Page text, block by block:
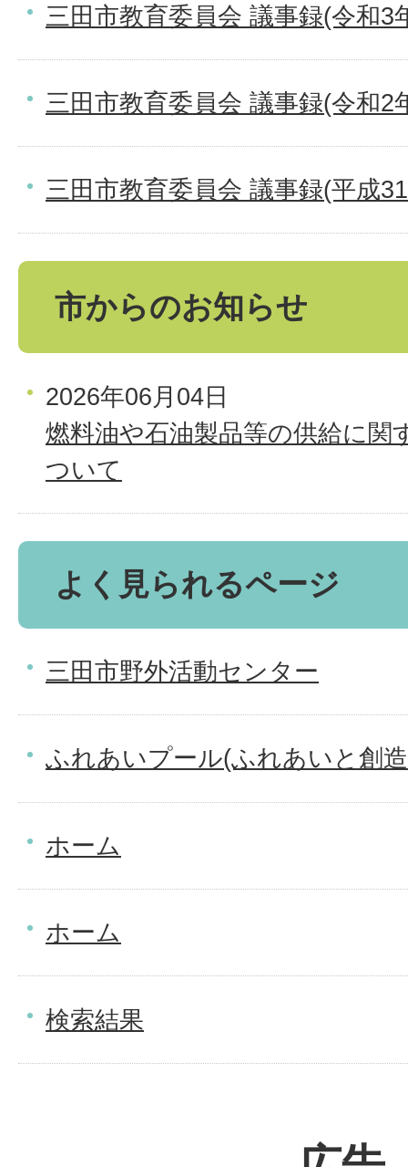
三田市教育委員会 議事録(令和3
三田市教育委員会 議事録(令和2
三田市教育委員会 議事録(平成
市からのお知らせ
2026年06月04日
燃料油や石油製品等の供給に関
ついて
よく見られるページ
三田市野外活動センター
ふれあいプール(ふれあいと創
ホーム
ホーム
検索結果